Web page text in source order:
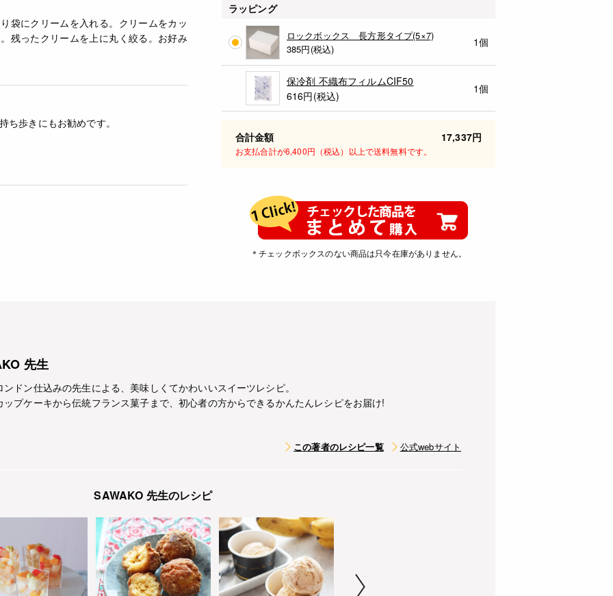
ラッピング
ロックボックス 長方形タイプ(5×7)
385円(税込)
1個
保冷剤 不織布フィルムCIF50
616円(税込)
1個
合計金額 17,337円
お支払合計が6,400円（税込）以上で送料無料です。
＊チェックボックスのない商品は只今在庫がありません。
袋にクリームを入れる。クリームをカッ
残ったクリームを上に丸く絞る。お好み
ち歩きにもお勧めです。
先生
ンドン仕込みの先生による、美味しくてかわいいスイーツレシピ。
ップケーキから伝統フランス菓子まで、初心者の方からできるかんたんレシピをお届け!
この著者のレシピ一覧 公式webサイト
SAWAKO 先生のレシピ